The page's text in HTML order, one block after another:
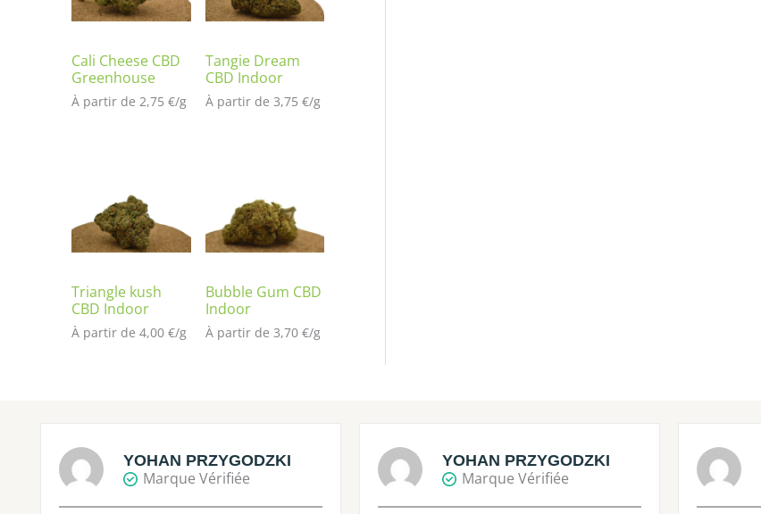
Cali Cheese CBD
Greenhouse
À partir de 2,75 €/g
Tangie Dream
CBD Indoor
À partir de 3,75 €/g
Triangle kush
CBD Indoor
À partir de 4,00 €/g
Bubble Gum CBD
Indoor
À partir de 3,70 €/g
YOHAN PRZYGODZKI
Marque Vérifiée
YOHAN PRZYGODZKI
Marque Vérifiée